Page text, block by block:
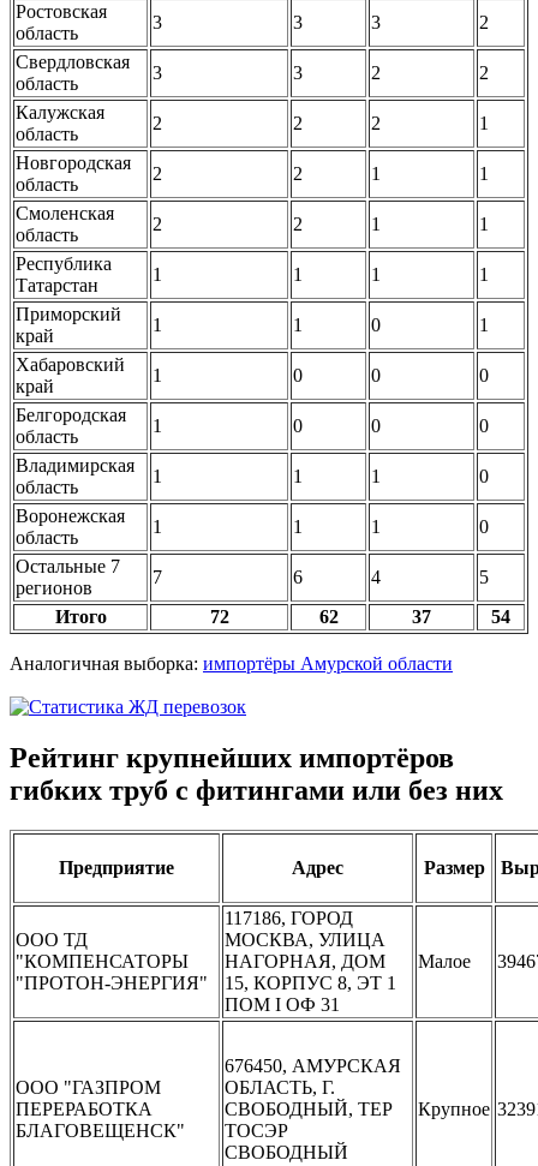
Ростовская
область
3 3 3
2
Свердловская
область
3 3 2
2
Калужская
область
2 2 2
1
Новгородская
область
2 2 1
1
Смоленская
область
2 2 1
1
Республика
Татарстан
1 1 1
1
Приморский
край
1 1 0
1
Хабаровский
край
1 0 0
0
Белгородская
область
1 0 0
0
Владимирская
область
1 1 1
0
Воронежская
область
1 1 1
0
Остальные 7
регионов
7 6 4
5
Итого
72 62 37 54
Аналогичная выборка: импортёры Амурской области
Рейтинг крупнейших импортёров
гибких труб с фитингами или без них
Предприятие Адрес Размер
ООО ТД
"КОМПЕНСАТОРЫ
"ПРОТОН-ЭНЕРГИЯ"
117186, ГОРОД
МОСКВА, УЛИЦА
НАГОРНАЯ, ДОМ
15, КОРПУС 8, ЭТ 1
ПОМ I ОФ 31
Малое
ООО "ГАЗПРОМ
ПЕРЕРАБОТКА
БЛАГОВЕЩЕНСК"
676450, АМУРСКАЯ
ОБЛАСТЬ, Г.
СВОБОДНЫЙ, ТЕР
ТОСЭР
СВОБОДНЫЙ
Крупное